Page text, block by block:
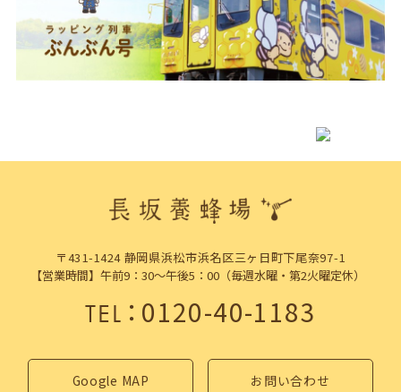
〒431-1424 静岡県浜松市浜名区三ヶ日町下尾奈97-1
【営業時間】午前9：30～午後5：00（毎週水曜・第2火曜定休）
TEL：0120-40-1183
Google MAP お問い合わせ